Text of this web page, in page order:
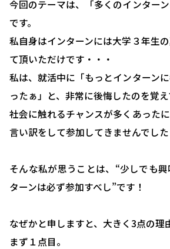
今回のテーマは、「多くのインターン
です。
私自身はインターンには大学３年生
て頂いただけです・・・
私は、就活中に「もっとインターン
ったぁ」と、非常に後悔したのを覚え
社会に触れるチャンスが多くあった
言い訳をして参加してきませんでした
そんな私が思うことは、“少しでも
ターンは必ず参加すべし”です！
なぜかと申しますと、大きく3点の理
まず１点目。